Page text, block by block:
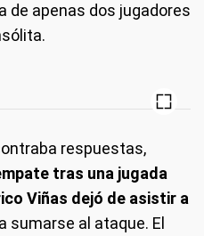
de apenas dos jugadores
respuestas,
tras una jugada
Viñas dejó de asistir a
sumarse al ataque. El